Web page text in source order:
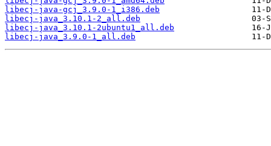
libecj-java-gcj_3.9.0-1_i386.deb
libecj-java_3.10.1-2_all.deb
libecj-java_3.10.1-2ubuntu1_all.deb
libecj-java_3.9.0-1_all.deb